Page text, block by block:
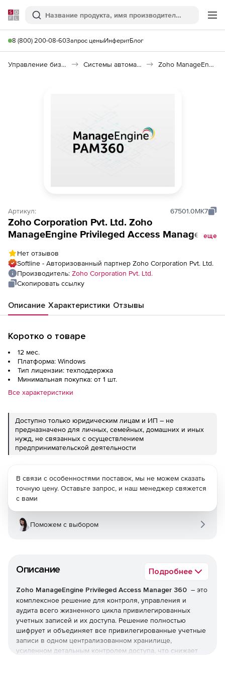
Softline
Поиск
8 (800) 200-08-60Запрос ценыИнферитБлог
Управление бизнесом, CRM/ERP Системы автоматизации Zoho ManageEngine Privileged Access Manager 360
Артикул: 67501.0MK7
Zoho Corporation Pvt. Ltd. Zoho
ManageEngine Privileged Access Manager
Annual), fee for 1000 Keys
еще
Нет отзывов
Softline - Авторизованный партнер Zoho Corporation Pvt. Ltd.
Производитель: Zoho Corporation Pvt. Ltd.
Скопировать ссылку
Описание Характеристики Отзывы
Коротко о товаре
12 мес.
Платформа: Windows
Тип лицензии: техподдержка
Минимальная покупка: от 1 шт.
Все характеристики
Доступно только юридическим лицам и ИП – не
предназначено для личных, семейных, домашних и иных
нужд, не связанных с осуществлением
предпринимательской деятельности
Описание Подробнее
Zoho ManageEngine Privileged Access Manager 360 – это
комплексное решение для контроля, управления и
аудита всего жизненного цикла привилегированных
учетных записей и их доступа. Решение полностью
шифрует и объединяет все привилегированные учетные
записи в одном централизованном хранилище,
усиленном детальным контролем доступа, что снижает
В связи с особенностями поставок, мы не можем сказать
точную цену. Оставьте запрос, и наш менеджер свяжется
с вами
Поможем с выбором